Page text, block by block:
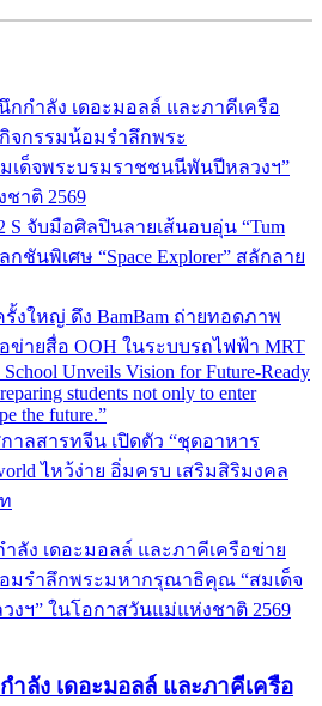
กกำลัง เดอะมอลล์ และภาคีเครือ
จกรรมน้อมรำลึกพระ
ด็จพระบรมราชชนนีพันปีหลวงฯ”
าติ 2569
S จับมือศิลปินลายเส้นอบอุ่น “Tum
ชันพิเศษ “Space Explorer” สลักลาย
งใหญ่ ดึง BamBam ถ่ายทอดภาพ
ายสื่อ OOH ในระบบรถไฟฟ้า MRT
Unveils Vision for Future-Ready
students not only to enter
the future.”
าลสารทจีน เปิดตัว “ชุดอาหาร
ไหว้ง่าย อิ่มครบ เสริมสิริมงคล
ำลัง เดอะมอลล์ และภาคีเครือ